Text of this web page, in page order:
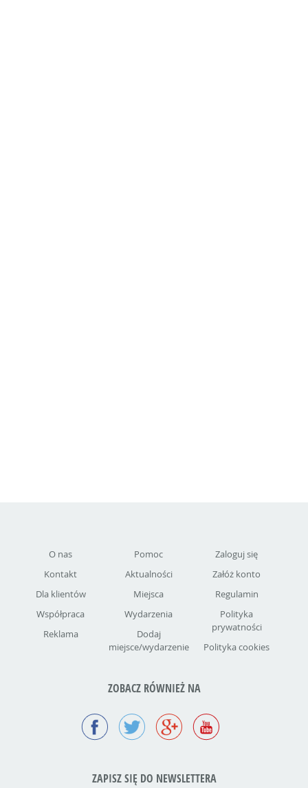
O nas
Kontakt
Dla klientów
Współpraca
Reklama
Pomoc
Aktualności
Miejsca
Wydarzenia
Dodaj
miejsce/wydarzenie
Zaloguj się
Załóż konto
Regulamin
Polityka
prywatności
Polityka cookies
ZOBACZ RÓWNIEŻ NA
ZAPISZ SIĘ DO NEWSLETTERA